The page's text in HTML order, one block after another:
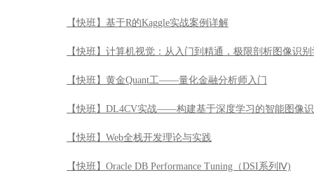
【快班】基于R的Kaggle实战案例详解
【快班】计算机视觉：从入门到精通，极限剖析图像识
【快班】黄金Quant工——量化金融分析师入门
【快班】DL4CV实战——构建基于深度学习的智能图像
【快班】Web全栈开发理论与实践
【快班】Oracle DB Performance Tuning（DSI系列Ⅳ)